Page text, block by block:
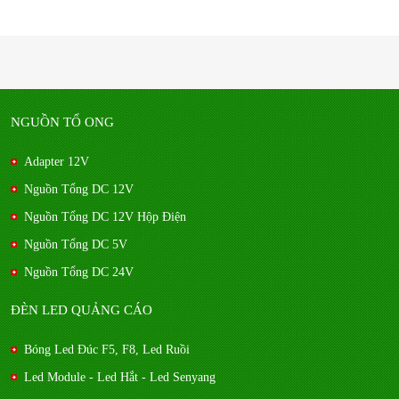
NGUỒN TỔ ONG
Adapter 12V
Nguồn Tổng DC 12V
Nguồn Tổng DC 12V Hộp Điện
Nguồn Tổng DC 5V
Nguồn Tổng DC 24V
ĐÈN LED QUẢNG CÁO
Bóng Led Đúc F5, F8, Led Ruồi
Led Module - Led Hắt - Led Senyang